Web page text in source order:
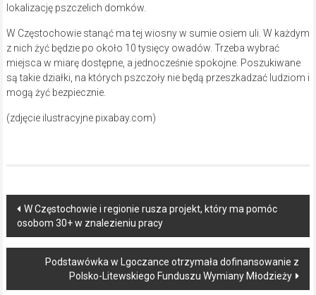
lokalizację pszczelich domków.
W Częstochowie stanąć ma tej wiosny w sumie osiem uli. W każdym
z nich żyć będzie po około 10 tysięcy owadów. Trzeba wybrać
miejsca w miarę dostępne, a jednocześnie spokojne. Poszukiwane
są takie działki, na których pszczoły nie będą przeszkadzać ludziom i
mogą żyć bezpiecznie.
(zdjęcie ilustracyjne pixabay.com)
Post
navigation
W Częstochowie i regionie rusza projekt, który ma pomóc
osobom 30+ w znalezieniu pracy
Podstawówka w Lgoczance otrzymała dofinansowanie z
Polsko-Litewskiego Funduszu Wymiany Młodzieży